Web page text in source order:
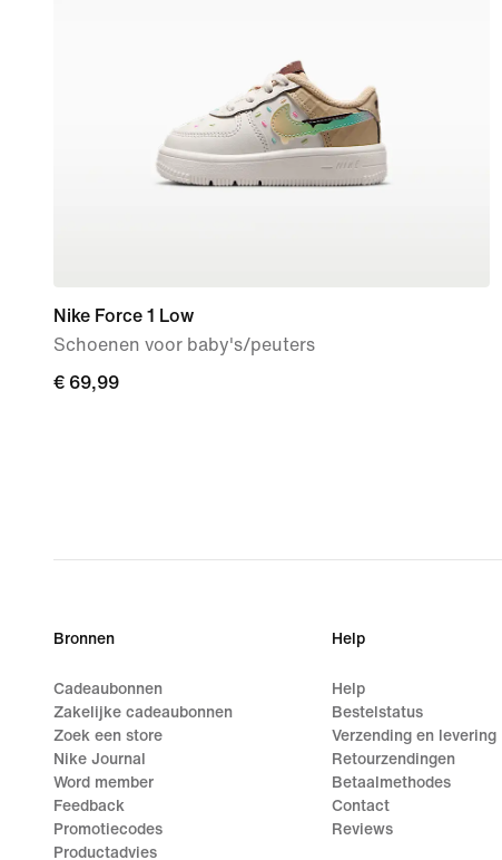
Nike Force 1 Low
Schoenen voor baby's/peuters
€ 69,99
€ 69,99
Bronnen
Cadeaubonnen
Zakelijke cadeaubonnen
Zoek een store
Nike Journal
Word member
Feedback
Promotiecodes
Productadvies
Help
Help
Bestelstatus
Verzending en levering
Retourzendingen
Betaalmethodes
Contact
Reviews